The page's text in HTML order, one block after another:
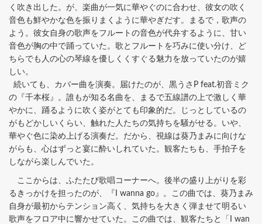
く吹き出した。が、楽曲が一気に華やぐのに合わせ、彼女の吹く
音色も鮮やかな色を振りまくように華やぎだす。まるで，歌声の
よう。彼女自身の歌声をフルートの音色が代弁するように、甘い
音色が胸の中で踊っていた。歌とフルートを巧みに使い分け、ど
ちらでも人の心の琴線を優しくくすぐる魅力を放っていたのが嬉
しい。
続いても、カバー曲を演奏。届けたのが、黒うさP feat.初音ミク
の『千本桜』。誰もが知る名曲を、まるで五線譜の上で激しく華
やかに、踊るように吹く姿がとても印象的だ。じっとしているの
がもどかしいくらい、触れた人たちの気持ちを騒がせる。いや、
華やぐ色に染め上げる演奏だ。だから、視線は葵乃まみに向けな
がらも、心はずっと宴に酔いしれていた。観客たちも、手拍子を
しながら楽しんでいた。
ここからは、ふたたび歌唱コーナーへ。後半の盛り上がりを彩
るきっかけを担ったのが、『I wanna go』。この曲では、葵乃まみ
自身が最初からテンション高く、気持ちを大きく弾ませて明るい
歌声をフロア中に響かせていた。この曲では、観客たちと「I wan